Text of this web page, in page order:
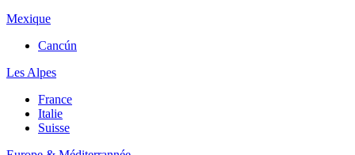
Mexique
Cancún
Les Alpes
France
Italie
Suisse